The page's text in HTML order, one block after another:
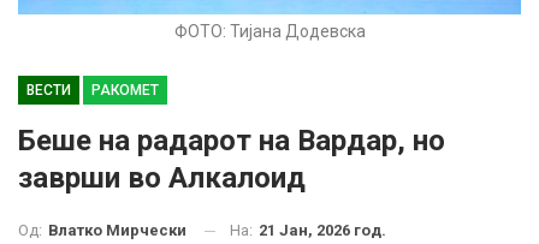
ФОТО: Тијана Додевска
ВЕСТИ РАКОМЕТ
Беше на радарот на Вардар, но
заврши во Алкалоид
Од: Влатко Мирчески На: 21 Јан, 2026 год.